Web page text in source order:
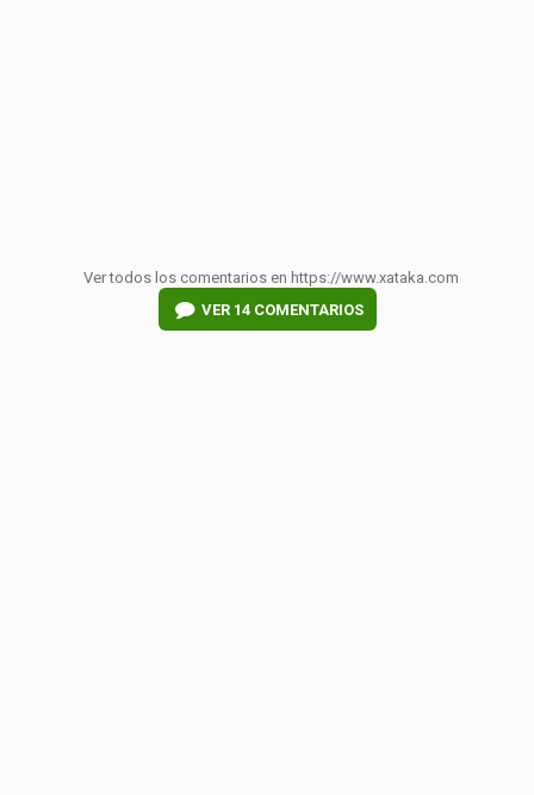
Ver todos los comentarios en https://www.xataka.com
VER 14 COMENTARIOS